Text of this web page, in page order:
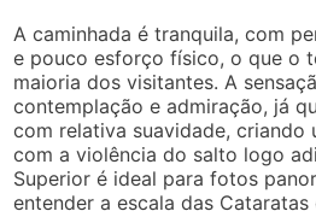
A caminhada é tranquila, com
e pouco esforço físico, o que o
maioria dos visitantes. A
contemplação e admiração, já
com relativa suavidade, criando
com a violência do salto logo
Superior é ideal para fotos
entender a escala das